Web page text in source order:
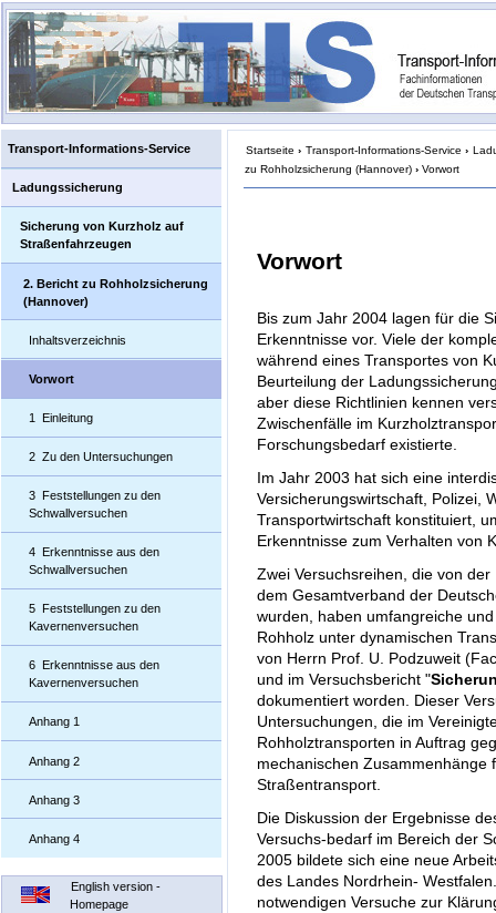
Transport-Informations-Service
Ladungssicherung
Sicherung von Kurzholz auf
Straßenfahrzeugen
2. Bericht zu Rohholzsicherung
(Hannover)
Inhaltsverzeichnis
Vorwort
1 Einleitung
2 Zu den Untersuchungen
3 Feststellungen zu den
Schwallversuchen
4 Erkenntnisse aus den
Schwallversuchen
5 Feststellungen zu den
Kavernenversuchen
6 Erkenntnisse aus den
Kavernenversuchen
Anhang 1
Anhang 2
Anhang 3
Anhang 4
English version -
Homepage
Startseite › Transport-Informations-Service ›
zu Rohholzsicherung (Hannover) › Vorwort
Vorwort
Bis zum Jahr 2004 lagen für die
Erkenntnisse vor. Viele der
während eines Transportes von
Beurteilung der
aber diese Richtlinien kennen
Zwischenfälle im
Forschungsbedarf existierte.
Im Jahr 2003 hat sich eine
Versicherungswirtschaft, Polizei,
Transportwirtschaft konstituiert,
Erkenntnisse zum Verhalten von
Zwei Versuchsreihen, die von
dem Gesamtverband der
wurden, haben umfangreiche
Rohholz unter dynamischen
von Herrn Prof. U. Podzuweit
und im Versuchsbericht "
dokumentiert worden. Dieser
Untersuchungen, die im
Rohholztransporten in Auftrag
mechanischen Zusammenhänge
Straßentransport.
Die Diskussion der Ergebnisse
Versuchs-bedarf im Bereich der
2005 bildete sich eine neue
des Landes Nordrhein-
notwendigen Versuche zur